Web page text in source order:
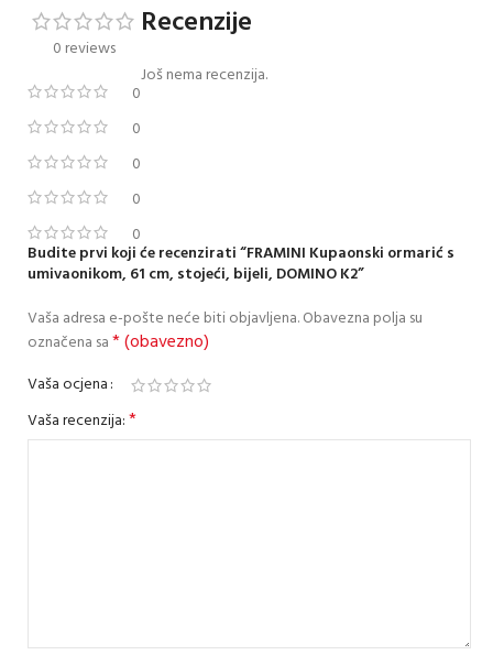
0 reviews
0
0
0
0
0
Recenzije
Još nema recenzija.
Budite prvi koji će recenzirati “FRAMINI Kupaonski ormarić s
umivaonikom, 61 cm, stojeći, bijeli, DOMINO K2”
Vaša adresa e-pošte neće biti objavljena.Obavezna polja su
označena sa* (obavezno)
Vaša ocjena
Vaša recenzija:*